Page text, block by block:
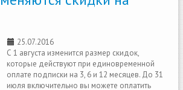
25.07.2016
С 1 августа изменится размер скидок,
которые действуют при единовременной
оплате подписки на 3, 6 и 12 месяцев. До 31
июля включительно вы можете оплатить